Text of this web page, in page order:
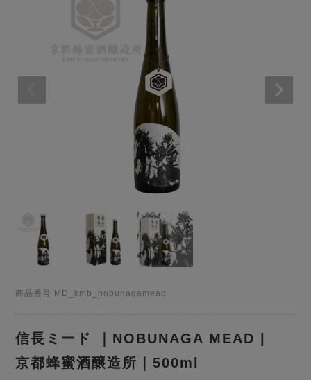
商品番号 MD_kmb_nobunagamead
信長ミード ｜NOBUNAGA MEAD |
京都蜂蜜酒醸造所｜500ml